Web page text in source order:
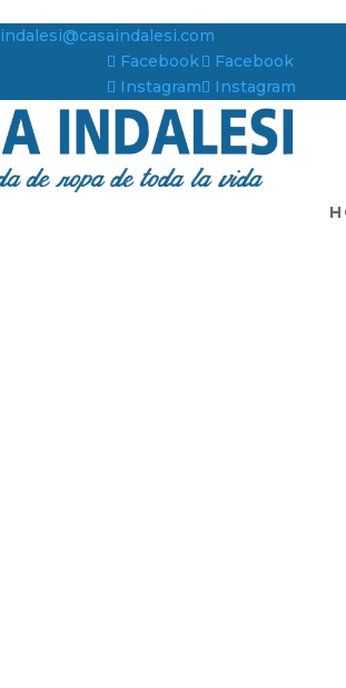
indalesi@casaindalesi.com
Facebook
Instagram
Facebook
Instagram